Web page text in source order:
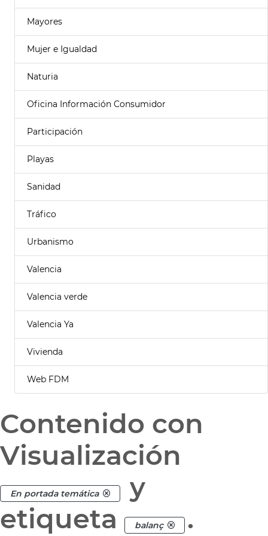
Mayores
Mujer e Igualdad
Naturia
Oficina Información Consumidor
Participación
Playas
Sanidad
Tráfico
Urbanismo
Valencia
Valencia verde
Valencia Ya
Vivienda
Web FDM
Contenido con
Visualización
En portada temática
y
etiqueta
balanç .